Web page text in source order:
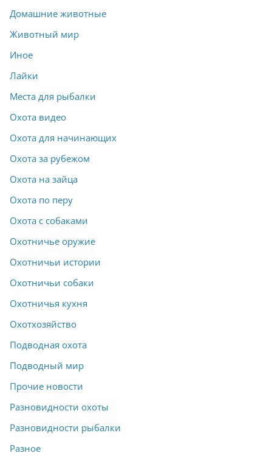
Домашние животные
Животный мир
Иное
Лайки
Места для рыбалки
Охота видео
Охота для начинающих
Охота за рубежом
Охота на зайца
Охота по перу
Охота с собаками
Охотничье оружие
Охотничьи истории
Охотничьи собаки
Охотничья кухня
Охотхозяйство
Подводная охота
Подводный мир
Прочие новости
Разновидности охоты
Разновидности рыбалки
Разное